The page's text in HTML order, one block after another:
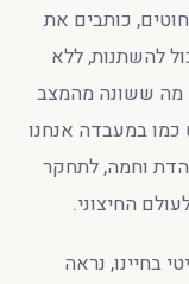
כותבים את
להשתנות, ללא
– מה ששונה מהמצב
במעבדה אנחנו
וחמה, לתחקר
החיצוני.
בחיינו, נראה